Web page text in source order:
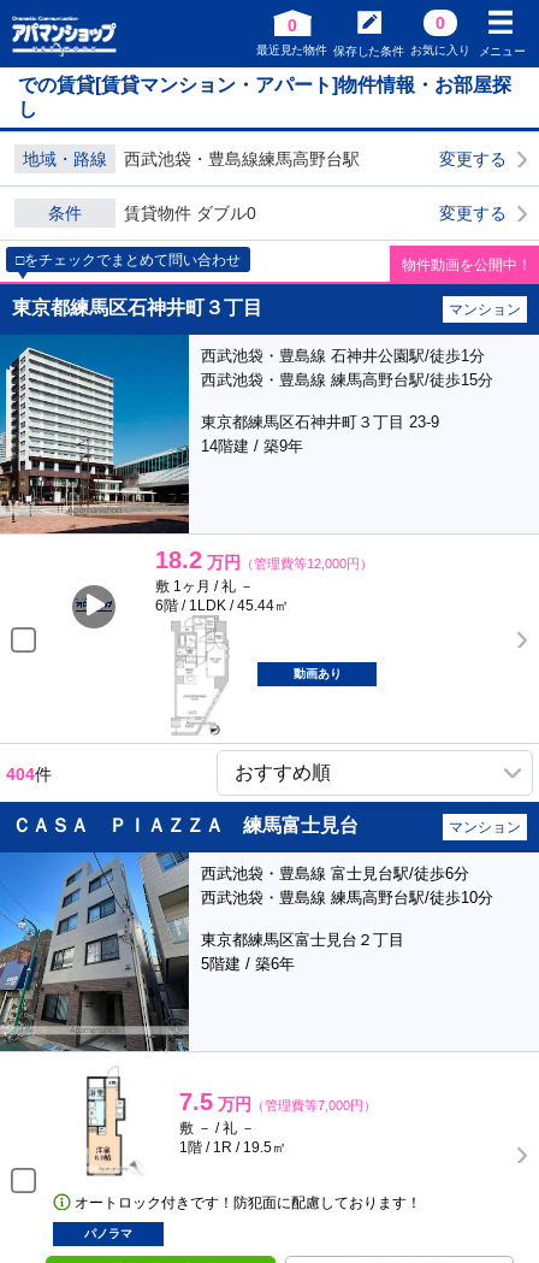
0
最近見た物件 保存した条件
0
お気に入り メニュー
での賃貸[賃貸マンション・アパート]物件情報・お部屋探
し
地域・路線 西武池袋・豊島線練馬高野台駅 変更する
条件 賃貸物件 ダブル0 変更する
□をチェックでまとめて問い合わせ 物件動画を公開中！
東京都練馬区石神井町３丁目 マンション
西武池袋・豊島線 石神井公園駅/徒歩1分
西武池袋・豊島線 練馬高野台駅/徒歩15分
東京都練馬区石神井町３丁目 23-9
14階建 / 築9年
18.2 万円 （管理費等12,000円）
敷 1ヶ月 / 礼 －
6階 / 1LDK / 45.44㎡
動画あり
404件
ＣＡＳＡ ＰＩＡＺＺＡ 練馬富士見台 マンション
西武池袋・豊島線 富士見台駅/徒歩6分
西武池袋・豊島線 練馬高野台駅/徒歩10分
東京都練馬区富士見台２丁目
5階建 / 築6年
7.5 万円 （管理費等7,000円）
敷 － / 礼 －
1階 / 1R / 19.5㎡
オートロック付きです！防犯面に配慮しております！
パノラマ